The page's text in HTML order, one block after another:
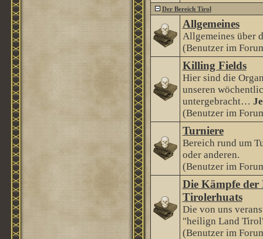
Der Bereich Tirol
Allgemeines
Allgemeines über
(Benutzer im
Killing Fields
Hier sind die
unseren
untergebracht…
(Benutzer im
Turniere
Bereich rund um
oder anderen.
(Benutzer im
Die Kämpfe der
Tirolerhuats
Die von uns
"heilign Land
(Benutzer im